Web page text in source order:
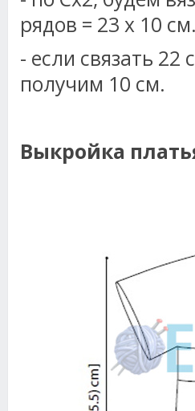
рядов = 23 х 10 см.
- если связать 22
получим 10 см.
Выкройка